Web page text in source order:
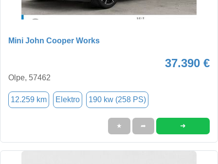
Mini John Cooper Works
37.390 €
Olpe, 57462
12.259 km Elektro 190 kw (258 PS)
★ ➦ ➜